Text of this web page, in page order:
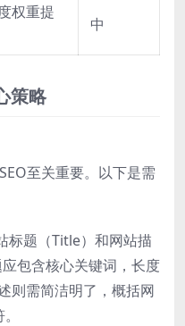
权重提
中
策略
至关重要。以下是需
标题（Title）和网站描
包含核心关键词，长度
则需简洁明了，概括网